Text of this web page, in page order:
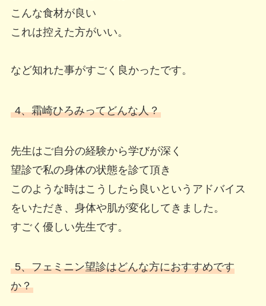
こんな食材が良い
これは控えた方がいい。
など知れた事がすごく良かったです。
4、霜崎ひろみってどんな人？
先生はご自分の経験から学びが深く
望診で私の身体の状態を診て頂き
このような時はこうしたら良いというアドバイス
をいただき、身体や肌が変化してきました。
すごく優しい先生です。
5、フェミニン望診はどんな方におすすめです
か？